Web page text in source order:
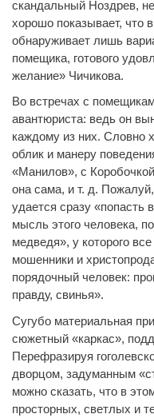
скандальный Ноздрев,
хорошо показывает, что
обнаруживает лишь
помещика, готового
желание» Чичикова.
Во встречах с
авантюриста: ведь он
каждому из них. Словно
облик и манеру
«Манилов», с
она сама, и т. д.
удается сразу «попасть
мысль этого человека,
медведя», у которого
мошенники и
порядочный человек:
правду, свинья».
Сугубо материальная
сюжетный «каркас»,
Перефразируя
дворцом, задуманным
можно сказать, что в
просторных, светлых и